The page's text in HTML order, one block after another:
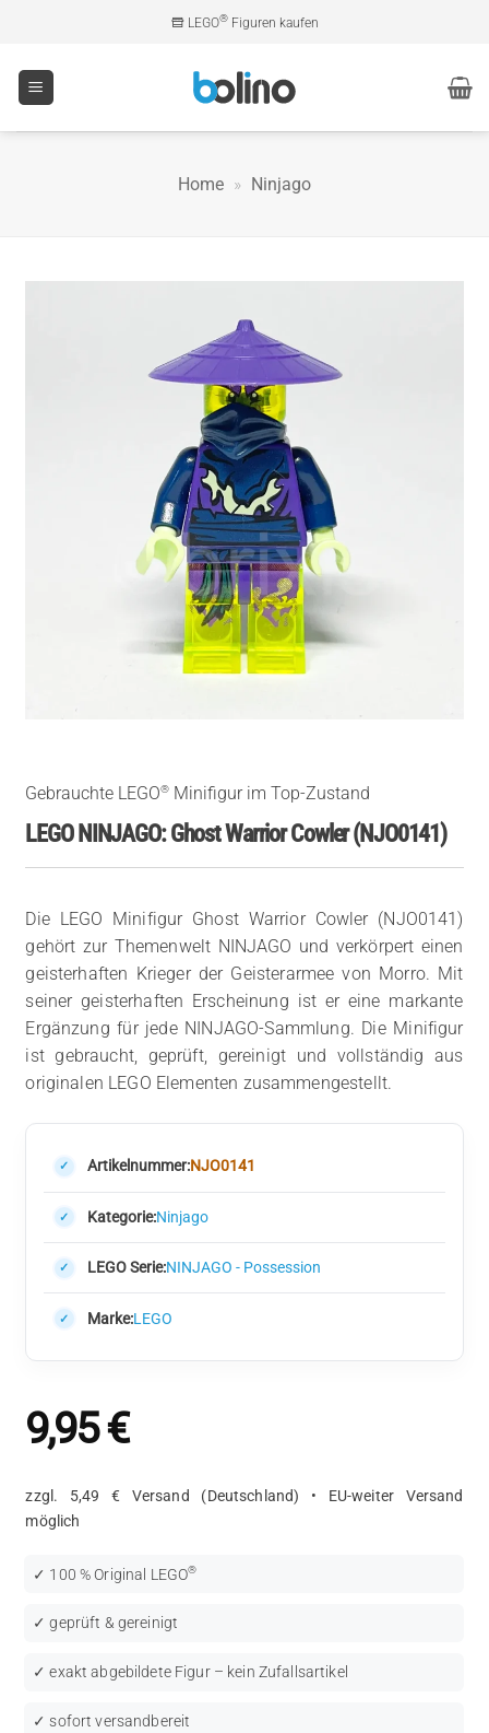
springen
LEGO®Figuren kaufen
Home » Ninjago
Gebrauchte LEGO® Minifigur im Top-Zustand
LEGO NINJAGO: Ghost Warrior Cowler (NJO0141)
Die LEGO Minifigur Ghost Warrior Cowler (NJO0141)
gehört zur Themenwelt NINJAGO und verkörpert einen
geisterhaften Krieger der Geisterarmee von Morro. Mit
seiner geisterhaften Erscheinung ist er eine markante
Ergänzung für jede NINJAGO-Sammlung. Die Minifigur
ist gebraucht, geprüft, gereinigt und vollständig aus
originalen LEGO Elementen zusammengestellt.
Artikelnummer:NJO0141
Kategorie:Ninjago
LEGO Serie:NINJAGO - Possession
Marke:LEGO
9,95€
zzgl. 5,49 € Versand (Deutschland) • EU-weiter Versand
möglich
✓ 100 % Original LEGO®
✓ geprüft & gereinigt
✓ exakt abgebildete Figur – kein Zufallsartikel
✓ sofort versandbereit